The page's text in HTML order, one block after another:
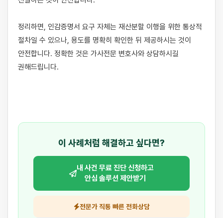
정리하면, 인감증명서 요구 자체는 재산분할 이행을 위한 통상적
절차일 수 있으나, 용도를 명확히 확인한 뒤 제공하시는 것이
안전합니다. 정확한 것은 가사전문 변호사와 상담하시길
권해드립니다.
이 사례처럼 해결하고 싶다면?
내 사건 무료 진단 신청하고
안심 솔루션 제안받기
전문가 직통 빠른 전화상담